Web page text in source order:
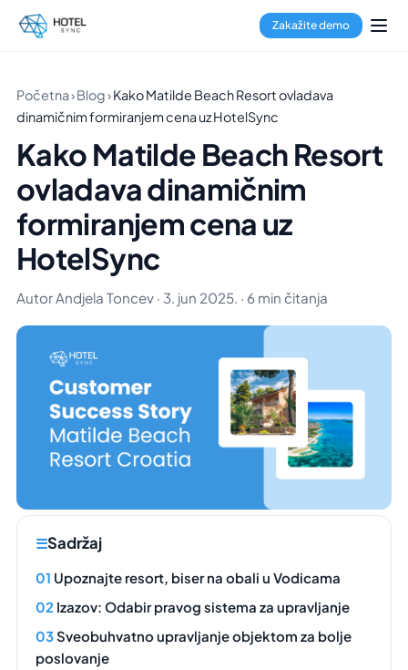
Zakažite demo
Početna›Blog›Kako Matilde Beach Resort ovladava
dinamičnim formiranjem cena uz HotelSync
Kako Matilde Beach Resort
ovladava dinamičnim
formiranjem cena uz
HotelSync
Autor Andjela Toncev · 3. jun 2025. · 6 min čitanja
Sadržaj
Upoznajte resort, biser na obali u Vodicama
Izazov: Odabir pravog sistema za upravljanje
Sveobuhvatno upravljanje objektom za bolje
poslovanje